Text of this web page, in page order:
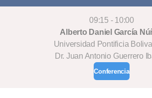
09:15 - 10:00
Alberto Daniel García
Universidad Pontificia
Dr. Juan Antonio Guerrero
Conferencia